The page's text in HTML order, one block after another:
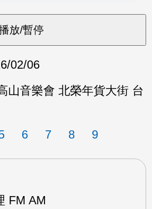
02/06
山音樂會 北榮年貨大街 台
6 7 8 9
FM AM